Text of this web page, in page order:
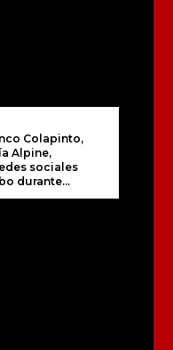
Colapinto,
Alpine,
sociales
durante...